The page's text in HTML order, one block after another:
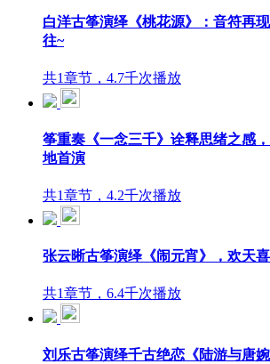
白洋古筝演绎《桃花源》：音符再
往~
共1章节，4.7千次播放
筝重奏《一念三千》诠释思绪之感
地首演
共1章节，4.2千次播放
张云晰古筝演绎《闹元宵》，欢天
共1章节，6.4千次播放
刘乐古筝演绎千古绝恋《陆游与唐